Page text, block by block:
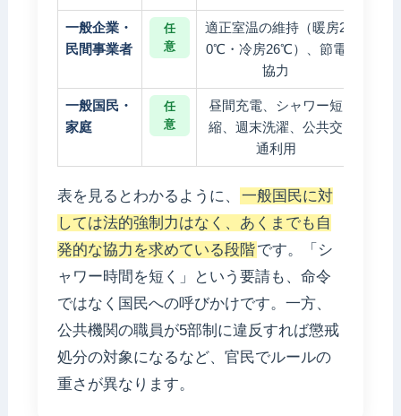
一般企業・
民間事業者
任
意
適正室温の維持（暖房2
0℃・冷房26℃）、節電
協力
一般国民・
家庭
任
意
昼間充電、シャワー短
縮、週末洗濯、公共交
通利用
表を見るとわかるように、
一般国民に対
しては法的強制力はなく、あくまでも自
発的な協力を求めている段階です。「シ
ャワー時間を短く」という要請も、命令
ではなく国民への呼びかけです。一方、
公共機関の職員が5部制に違反すれば懲戒
処分の対象になるなど、官民でルールの
重さが異なります。